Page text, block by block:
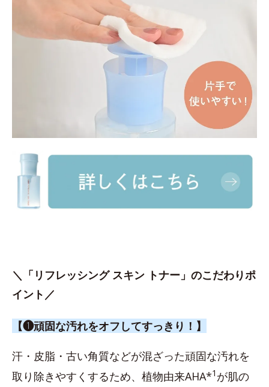
＼「リフレッシング スキン トナー」のこだわりポ
イント／
【❶頑固な汚れをオフしてすっきり！】
汗・皮脂・古い角質などが混ざった頑固な汚れを
取り除きやすくするため、植物由来AHA*1 が肌の